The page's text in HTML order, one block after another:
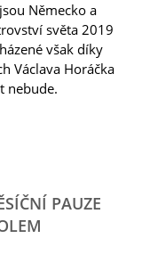
Německo a
světa 2019
však díky
Václava Horáčka
nebude.
PAUZE